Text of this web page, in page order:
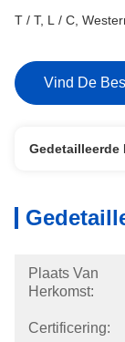
T / T, L / C,
Vind De
Gedetailleerde
Plaats Van
Herkomst:
Certificering: